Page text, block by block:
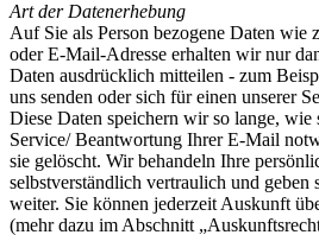
Art der Datenerhebung
Auf Sie als Person bezogene Daten wie
oder E-Mail-Adresse erhalten wir nur
Daten ausdrücklich mitteilen - zum
uns senden oder sich für einen unserer
Diese Daten speichern wir so lange, wie
Service/ Beantwortung Ihrer E-Mail
sie gelöscht. Wir behandeln Ihre
selbstverständlich vertraulich und geben
weiter. Sie können jederzeit Auskunft
(mehr dazu im Abschnitt